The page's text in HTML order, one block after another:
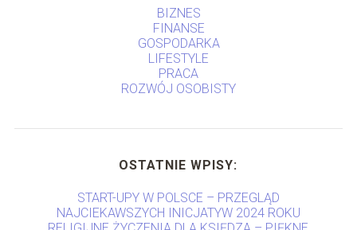
BIZNES
FINANSE
GOSPODARKA
LIFESTYLE
PRACA
ROZWÓJ OSOBISTY
OSTATNIE WPISY:
START-UPY W POLSCE – PRZEGLĄD
NAJCIEKAWSZYCH INICJATYW 2024 ROKU